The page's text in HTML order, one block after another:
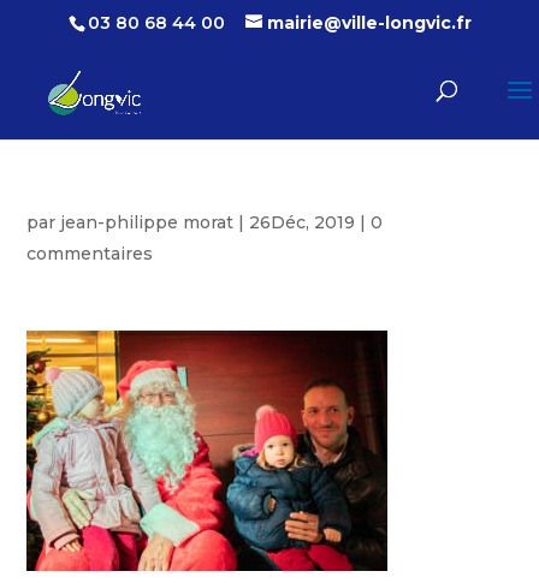
03 80 68 44 00 mairie@ville-longvic.fr
par jean-philippe morat | 26Déc, 2019 |0
commentaires